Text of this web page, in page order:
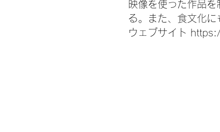
映像を使った作品
る。また、食文化
ウェブサイト